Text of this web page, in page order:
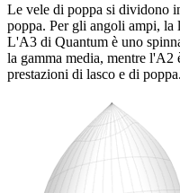
Le vele di poppa si dividono
poppa. Per gli angoli ampi, la
L'A3 di Quantum è uno
la gamma media, mentre l'A2
prestazioni di lasco e di poppa.